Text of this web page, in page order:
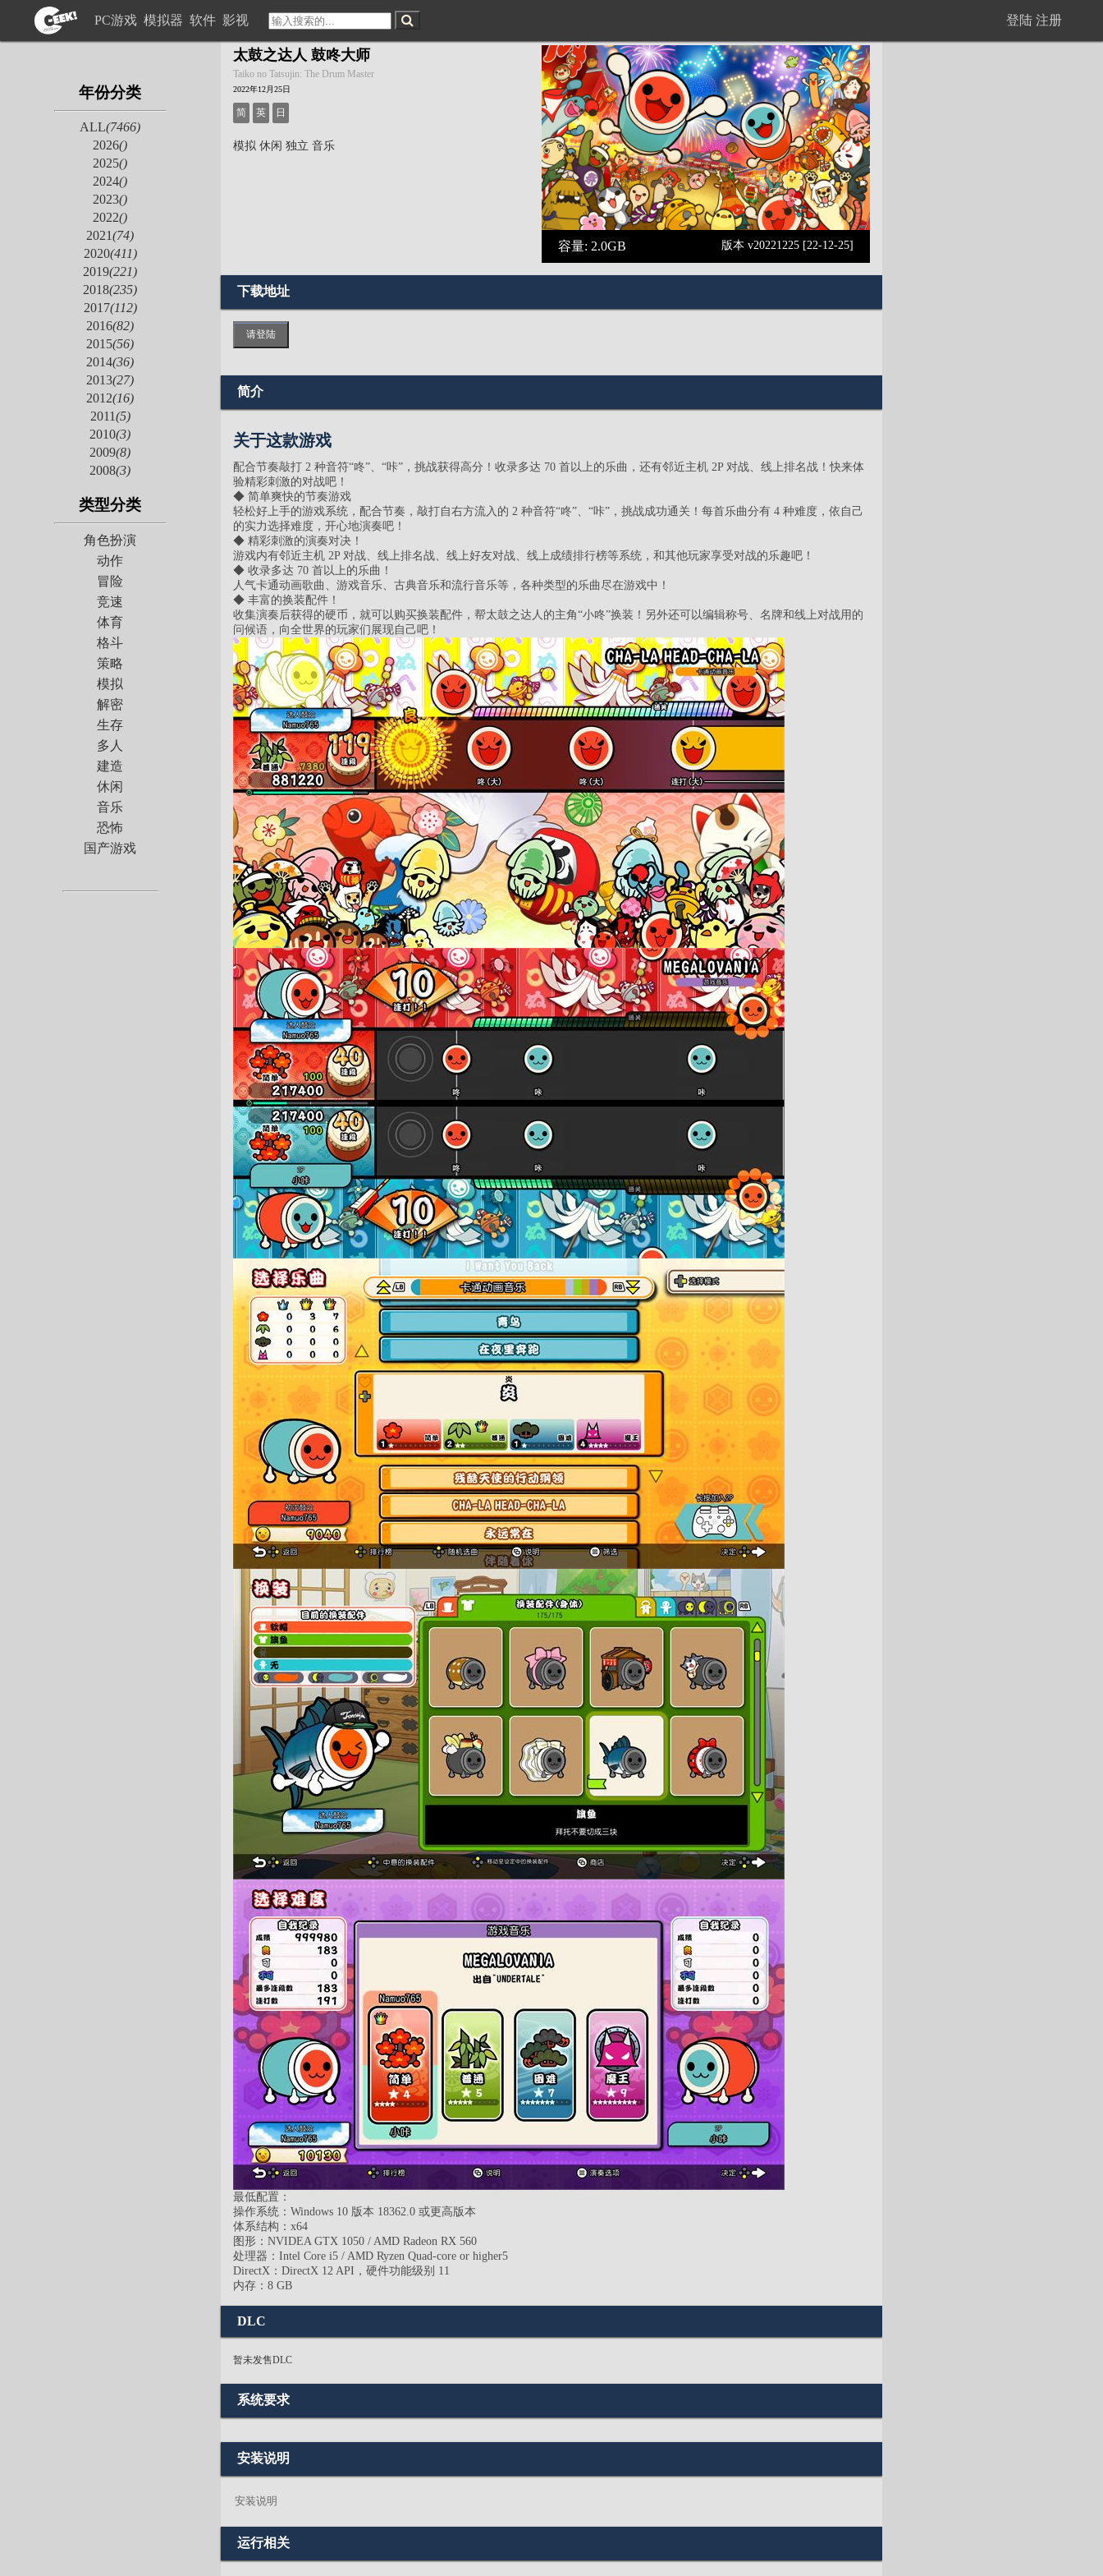
PC游戏 模拟器 软件 影视 登陆 注册
年份分类
ALL(7466)
2026()
2025()
2024()
2023()
2022()
2021(74)
2020(411)
2019(221)
2018(235)
2017(112)
2016(82)
2015(56)
2014(36)
2013(27)
2012(16)
2011(5)
2010(3)
2009(8)
2008(3)
类型分类
角色扮演
动作
冒险
竞速
体育
格斗
策略
模拟
解密
生存
多人
建造
休闲
音乐
恐怖
国产游戏
太鼓之达人 鼓咚大师
Taiko no Tatsujin: The Drum Master
2022年12月25日
简 英 日
模拟 休闲 独立 音乐
容量: 2.0GB 版本 v20221225 [22-12-25]
下载地址
请登陆
简介
关于这款游戏
配合节奏敲打 2 种音符“咚”、“咔”，挑战获得高分！收录多达 70 首以上的乐曲，还有邻近主机 2P 对战、线上排名战！快来体
验精彩刺激的对战吧！
◆ 简单爽快的节奏游戏
轻松好上手的游戏系统，配合节奏，敲打自右方流入的 2 种音符“咚”、“咔”，挑战成功通关！每首乐曲分有 4 种难度，依自己
的实力选择难度，开心地演奏吧！
◆ 精彩刺激的演奏对决！
游戏内有邻近主机 2P 对战、线上排名战、线上好友对战、线上成绩排行榜等系统，和其他玩家享受对战的乐趣吧！
◆ 收录多达 70 首以上的乐曲！
人气卡通动画歌曲、游戏音乐、古典音乐和流行音乐等，各种类型的乐曲尽在游戏中！
◆ 丰富的换装配件！
收集演奏后获得的硬币，就可以购买换装配件，帮太鼓之达人的主角“小咚”换装！另外还可以编辑称号、名牌和线上对战用的
问候语，向全世界的玩家们展现自己吧！
最低配置：
操作系统：Windows 10 版本 18362.0 或更高版本
体系结构：x64
图形：NVIDEA GTX 1050 / AMD Radeon RX 560
处理器：Intel Core i5 / AMD Ryzen Quad-core or higher5
DirectX：DirectX 12 API，硬件功能级别 11
内存：8 GB
DLC
暂未发售DLC
系统要求
安装说明
安装说明
运行相关